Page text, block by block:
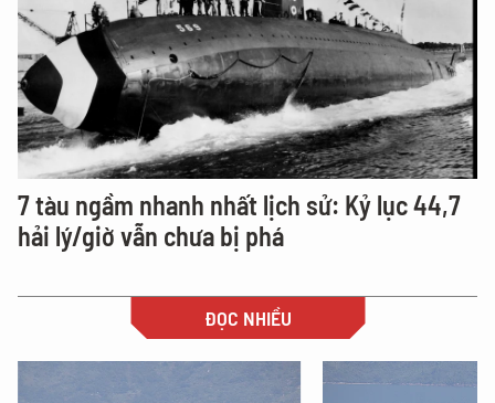
7 tàu ngầm nhanh nhất lịch sử: Kỷ lục 44,7
hải lý/giờ vẫn chưa bị phá
ĐỌC NHIỀU